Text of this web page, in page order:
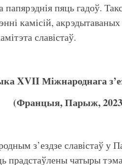
папярэднія пяць гадоў.
камісій,
славістаў.
XVIIМіжнароднага
(Францыя, Парыж,
з’ездзе славістаў
прадстаўлены чатыры